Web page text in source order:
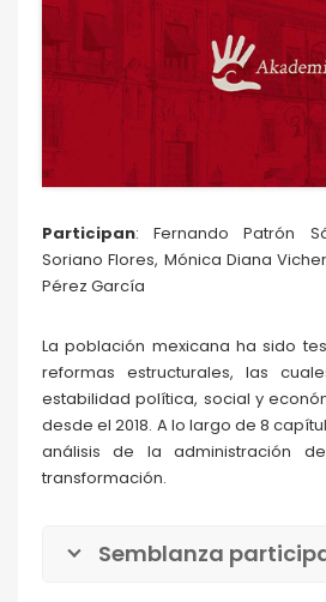
Participan: Fernando Patrón
Soriano Flores, Mónica Diana
Pérez García
La población mexicana ha sido
reformas estructurales, las
estabilidad política, social y
desde el 2018. A lo largo de 8
análisis de la administración
transformación.
Semblanza